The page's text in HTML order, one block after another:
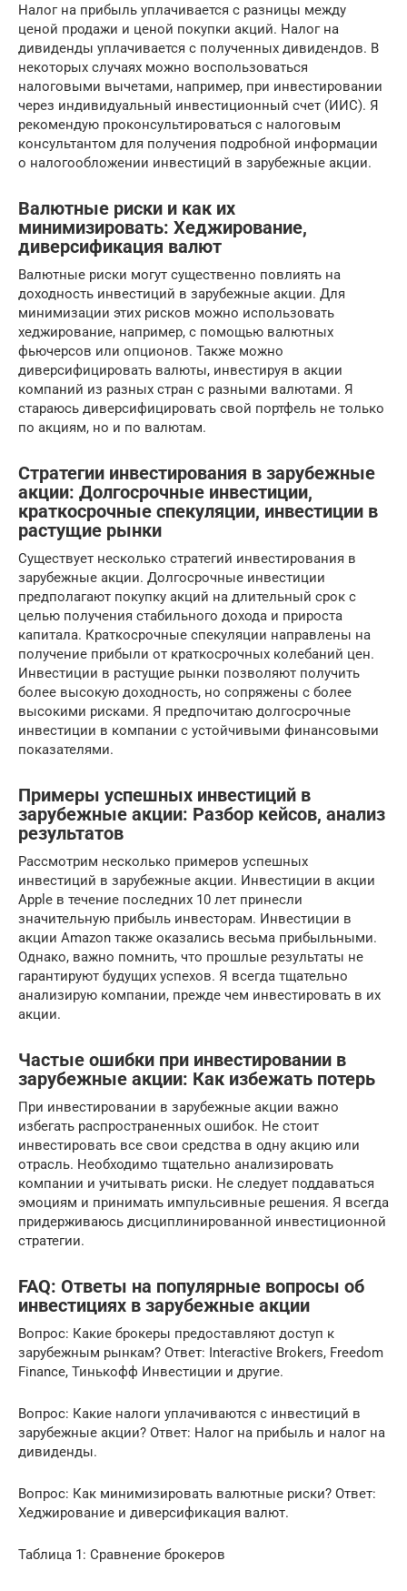
Налог на прибыль уплачивается с разницы между
ценой продажи и ценой покупки акций. Налог на
дивиденды уплачивается с полученных дивидендов. В
некоторых случаях можно воспользоваться
налоговыми вычетами, например, при инвестировании
через индивидуальный инвестиционный счет (ИИС). Я
рекомендую проконсультироваться с налоговым
консультантом для получения подробной информации
о налогообложении инвестиций в зарубежные акции.
Валютные риски и как их
минимизировать: Хеджирование,
диверсификация валют
Валютные риски могут существенно повлиять на
доходность инвестиций в зарубежные акции. Для
минимизации этих рисков можно использовать
хеджирование, например, с помощью валютных
фьючерсов или опционов. Также можно
диверсифицировать валюты, инвестируя в акции
компаний из разных стран с разными валютами. Я
стараюсь диверсифицировать свой портфель не только
по акциям, но и по валютам.
Стратегии инвестирования в зарубежные
акции: Долгосрочные инвестиции,
краткосрочные спекуляции, инвестиции в
растущие рынки
Существует несколько стратегий инвестирования в
зарубежные акции. Долгосрочные инвестиции
предполагают покупку акций на длительный срок с
целью получения стабильного дохода и прироста
капитала. Краткосрочные спекуляции направлены на
получение прибыли от краткосрочных колебаний цен.
Инвестиции в растущие рынки позволяют получить
более высокую доходность, но сопряжены с более
высокими рисками. Я предпочитаю долгосрочные
инвестиции в компании с устойчивыми финансовыми
показателями.
Примеры успешных инвестиций в
зарубежные акции: Разбор кейсов, анализ
результатов
Рассмотрим несколько примеров успешных
инвестиций в зарубежные акции. Инвестиции в акции
Apple в течение последних 10 лет принесли
значительную прибыль инвесторам. Инвестиции в
акции Amazon также оказались весьма прибыльными.
Однако, важно помнить, что прошлые результаты не
гарантируют будущих успехов. Я всегда тщательно
анализирую компании, прежде чем инвестировать в их
акции.
Частые ошибки при инвестировании в
зарубежные акции: Как избежать потерь
При инвестировании в зарубежные акции важно
избегать распространенных ошибок. Не стоит
инвестировать все свои средства в одну акцию или
отрасль. Необходимо тщательно анализировать
компании и учитывать риски. Не следует поддаваться
эмоциям и принимать импульсивные решения. Я всегда
придерживаюсь дисциплинированной инвестиционной
стратегии.
FAQ: Ответы на популярные вопросы об
инвестициях в зарубежные акции
Вопрос: Какие брокеры предоставляют доступ к
зарубежным рынкам? Ответ: Interactive Brokers, Freedom
Finance, Тинькофф Инвестиции и другие.
Вопрос: Какие налоги уплачиваются с инвестиций в
зарубежные акции? Ответ: Налог на прибыль и налог на
дивиденды.
Вопрос: Как минимизировать валютные риски? Ответ:
Хеджирование и диверсификация валют.
Таблица 1: Сравнение брокеров